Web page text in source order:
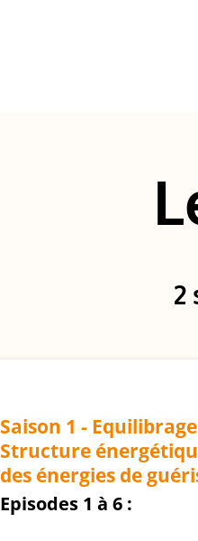
2
Saison 1 -
Structure
des énergies de
Episodes 1 à 6 :